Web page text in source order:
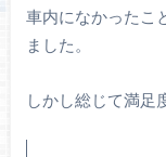
車内になかったこ
ました。
しかし総じて満足